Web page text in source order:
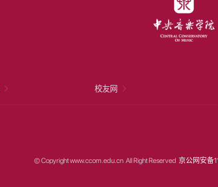
校友网
© Copyright www.ccom.edu.cn All Right Reserved 京公网安备